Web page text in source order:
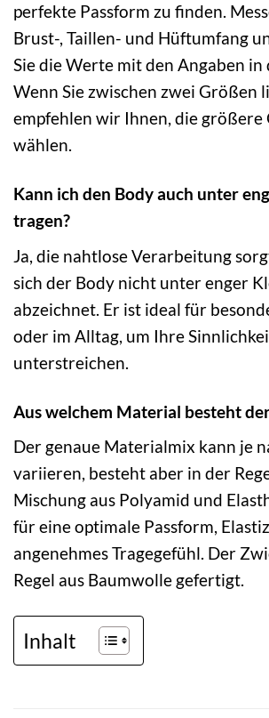
perfekte Passform zu finden.
Brust-, Taillen- und Hüftumfang
Sie die Werte mit den Angaben in
Wenn Sie zwischen zwei Größen
empfehlen wir Ihnen, die größere
wählen.
Kann ich den Body auch unter
tragen?
Ja, die nahtlose Verarbeitung
sich der Body nicht unter enger
abzeichnet. Er ist ideal für
oder im Alltag, um Ihre
unterstreichen.
Aus welchem Material besteht
Der genaue Materialmix kann je
variieren, besteht aber in der
Mischung aus Polyamid und
für eine optimale Passform,
angenehmes Tragegefühl. Der
Regel aus Baumwolle gefertigt.
Inhalt